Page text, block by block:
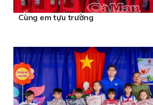
Cùng em tựu trường